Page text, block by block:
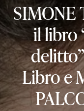
SIMONE
illibro
delitto”
Libroe